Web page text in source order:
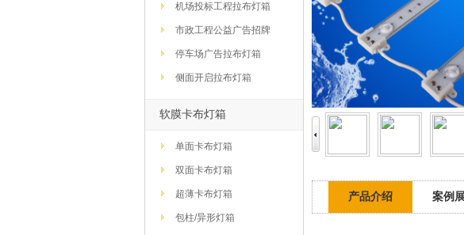
产品介绍 案例
机场投标工程拉布灯箱
市政工程公益广告招牌
停车场广告拉布灯箱
侧面开启拉布灯箱
软膜卡布灯箱
单面卡布灯箱
双面卡布灯箱
超薄卡布灯箱
包柱/异形灯箱